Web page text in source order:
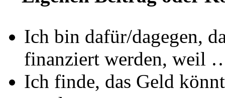
Ich bin dafür/dagegen,
finanziert werden, weil
Ich finde, das Geld